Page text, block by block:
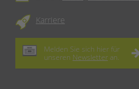
Karriere
Melden Sie sich hier für
unseren Newsletter an.